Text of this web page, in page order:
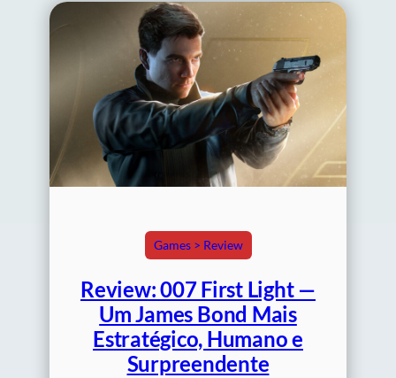
Games > Review
Review: 007 First Light —
Um James Bond Mais
Estratégico, Humano e
Surpreendente